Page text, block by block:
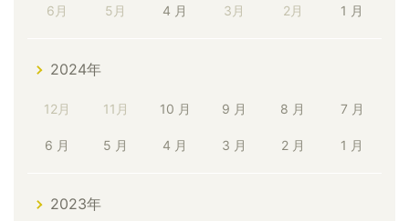
6月 5月 4 月 3月 2月 1 月
2024年
12月 11月 10 月 9 月 8 月 7 月
6 月 5 月 4 月 3 月 2 月 1 月
2023年